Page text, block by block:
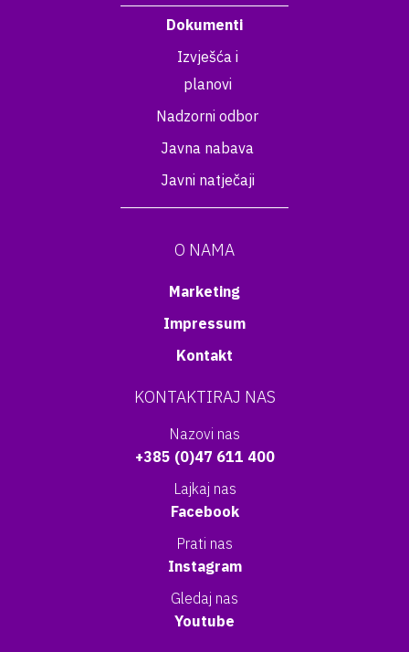
Dokumenti
Izvješća i
planovi
Nadzorni odbor
Javna nabava
Javni natječaji
O NAMA
Marketing
Impressum
Kontakt
KONTAKTIRAJ NAS
Nazovi nas
+385 (0)47 611 400
Lajkaj nas
Facebook
Prati nas
Instagram
Gledaj nas
Youtube